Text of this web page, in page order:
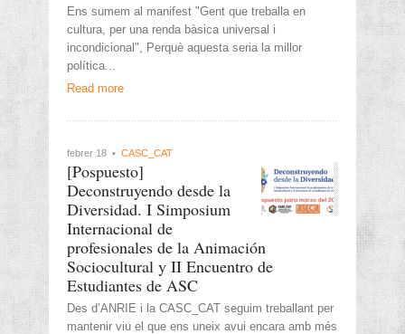
Ens sumem al manifest "Gent que treballa en
cultura, per una renda bàsica universal i
incondicional", Perquè aquesta seria la millor
política...
Read more
febrer 18 • CASC_CAT
[Pospuesto]
Deconstruyendo desde la
Diversidad. I Simposium
Internacional de
profesionales de la Animación
Sociocultural y II Encuentro de
Estudiantes de ASC
Des d’ANRIE i la CASC_CAT seguim treballant per
mantenir viu el que ens uneix avui encara amb més